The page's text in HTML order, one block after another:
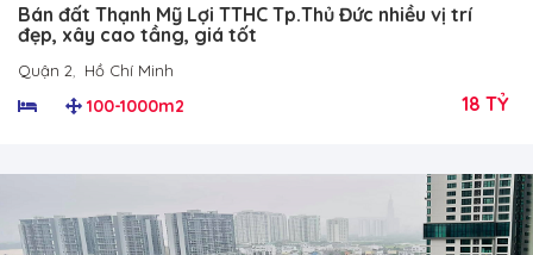
Bán đất Thạnh Mỹ Lợi TTHC Tp.Thủ Đức nhiều vị trí
đẹp, xây cao tầng, giá tốt
Quận 2 Hồ Chí Minh
100-1000m2 18 TỶ